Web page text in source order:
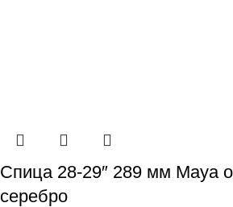
Спица 28-29″ 289 мм Maya
серебро